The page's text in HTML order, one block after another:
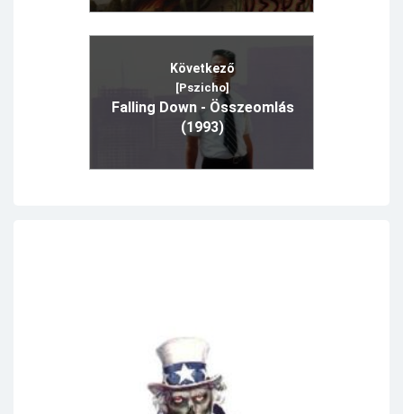
Következő
[Pszicho]
Falling Down - Összeomlás
(1993)